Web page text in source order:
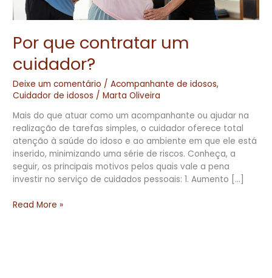
Por que contratar um
cuidador?
Deixe um comentário /Acompanhante de idosos,
Cuidador de idosos /Marta Oliveira
Mais do que atuar como um acompanhante ou ajudar na
realização de tarefas simples, o cuidador oferece total
atenção à saúde do idoso e ao ambiente em que ele está
inserido, minimizando uma série de riscos. Conheça, a
seguir, os principais motivos pelos quais vale a pena
investir no serviço de cuidados pessoais: 1. Aumento […]
Read More »